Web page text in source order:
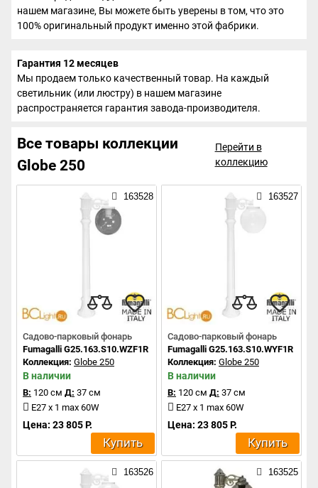
нашем магазине, Вы можете быть уверены в том, что это
100% оригинальный продукт именно этой фабрики.
Гарантия 12 месяцев
Мы продаем только качественный товар. На каждый
светильник (или люстру) в нашем магазине
распространяется гарантия завода-производителя.
Все товары коллекции
Globe 250
Перейти в
коллекцию
163528
Садово-парковый фонарь
Fumagalli G25.163.S10.WZF1R
Коллекция: Globe 250
В наличии
В: 120 см Д: 37 см
E27 x 1 max 60W
Цена: 23 805 Р.
Купить
163527
Садово-парковый фонарь
Fumagalli G25.163.S10.WYF1R
Коллекция: Globe 250
В наличии
В: 120 см Д: 37 см
E27 x 1 max 60W
Цена: 23 805 Р.
Купить
163526 163525